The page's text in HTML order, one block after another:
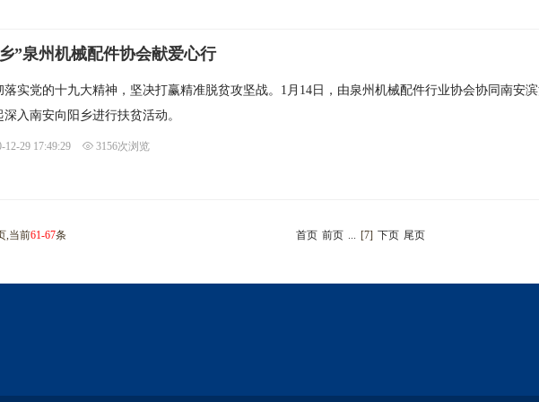
”泉州机械配件协会献爱心行
落实党的十九大精神，坚决打赢精准脱贫攻坚战。1月14日，由泉州机械配件行业协会协同南安
深入南安向阳乡进行扶贫活动。
12-29 17:49:29 3156次浏览
,当前61-67条 首页 前页 ... [7] 下页 尾页